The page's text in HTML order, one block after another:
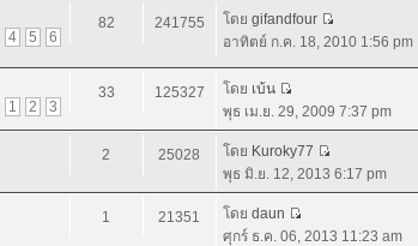
4 5 6
82 241755 โดย gifandfour
อาทิตย์ ก.ค. 18, 2010 1:56 pm
1
2 3
33 125327 โดย เบ้น
พุธ เม.ย. 29, 2009 7:37 pm
2 25028 โดย Kuroky77
พุธ มิ.ย. 12, 2013 6:17 pm
1 21351 โดย daun
ศุกร์ ธ.ค. 06, 2013 11:23 am